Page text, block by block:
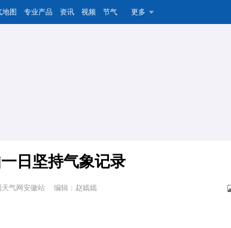
地图 专业产品 资讯 视频 节气 更多
日坚持气象记录
天气网安徽站 编辑：赵嫣嫣